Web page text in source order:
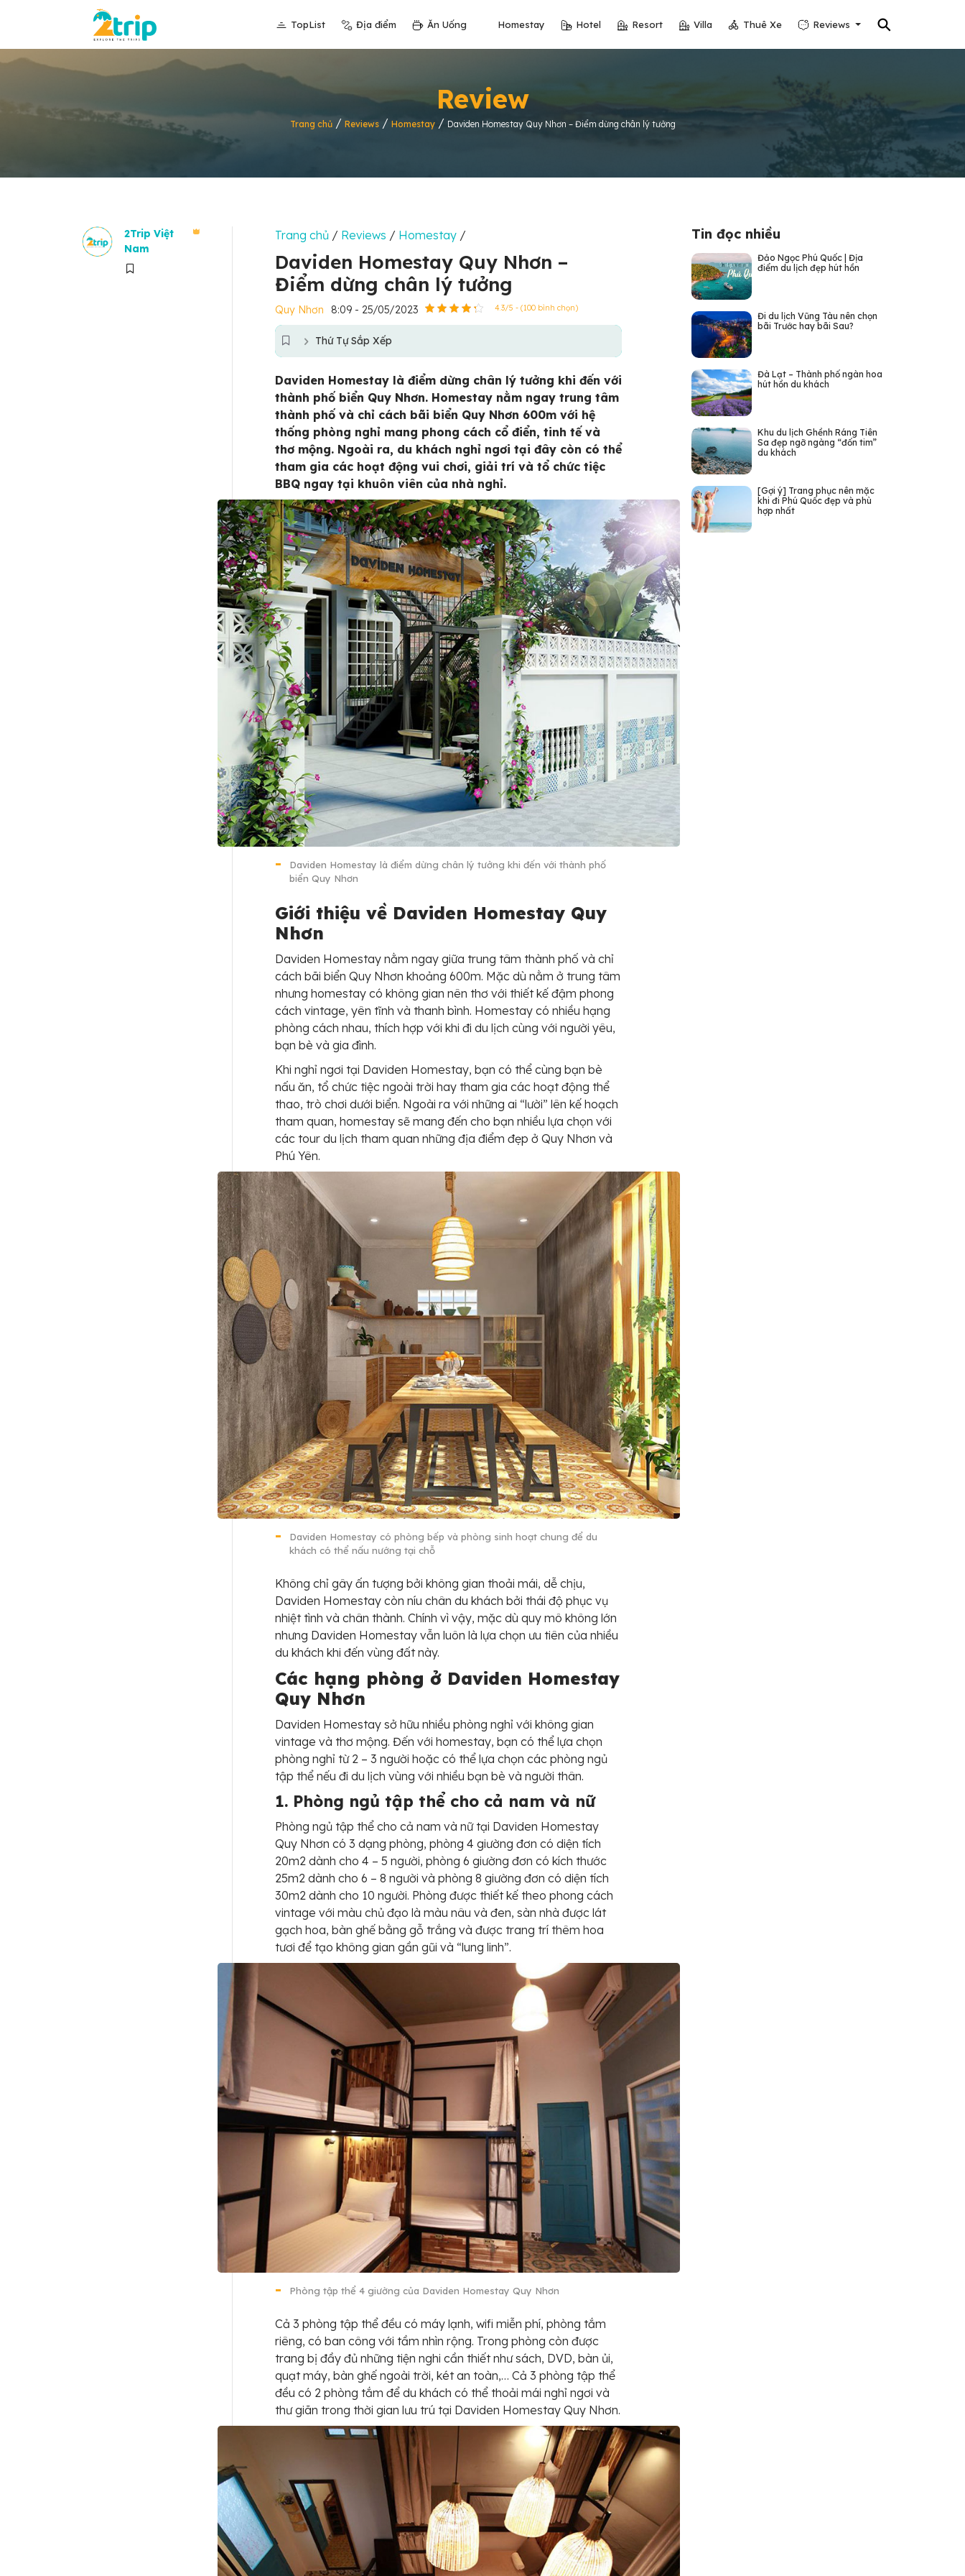
⚲
TopList Địa điểm Ăn Uống Homestay Hotel Resort Villa Thuê Xe Reviews
Review
Trang chủ/ Reviews/ Homestay/ Daviden Homestay Quy Nhơn – Điểm dừng chân lý tưởng
2Trip Việt
Nam
Trang chủ / Reviews / Homestay /
Daviden Homestay Quy Nhơn –
Điểm dừng chân lý tưởng
Quy Nhơn 8:09 - 25/05/2023 4.3/5 - (100 bình chọn)
Thứ Tự Sắp Xếp
Daviden Homestay là điểm dừng chân lý tưởng khi đến với
thành phố biển Quy Nhơn. Homestay nằm ngay trung tâm
thành phố và chỉ cách bãi biển Quy Nhơn 600m với hệ
thống phòng nghỉ mang phong cách cổ điển, tinh tế và
thơ mộng. Ngoài ra, du khách nghỉ ngơi tại đây còn có thể
tham gia các hoạt động vui chơi, giải trí và tổ chức tiệc
BBQ ngay tại khuôn viên của nhà nghỉ.
Daviden Homestay là điểm dừng chân lý tưởng khi đến với thành phố
biển Quy Nhơn
Giới thiệu về Daviden Homestay Quy
Nhơn
Daviden Homestay nằm ngay giữa trung tâm thành phố và chỉ
cách bãi biển Quy Nhơn khoảng 600m. Mặc dù nằm ở trung tâm
nhưng homestay có không gian nên thơ với thiết kế đậm phong
cách vintage, yên tĩnh và thanh bình. Homestay có nhiều hạng
phòng cách nhau, thích hợp với khi đi du lịch cùng với người yêu,
bạn bè và gia đình.
Khi nghỉ ngơi tại Daviden Homestay, bạn có thể cùng bạn bè
nấu ăn, tổ chức tiệc ngoài trời hay tham gia các hoạt động thể
thao, trò chơi dưới biển. Ngoài ra với những ai “lười” lên kế hoạch
tham quan, homestay sẽ mang đến cho bạn nhiều lựa chọn với
các tour du lịch tham quan những địa điểm đẹp ở Quy Nhơn và
Phú Yên.
Daviden Homestay có phòng bếp và phòng sinh hoạt chung để du
khách có thể nấu nướng tại chỗ
Không chỉ gây ấn tượng bởi không gian thoải mái, dễ chịu,
Daviden Homestay còn níu chân du khách bởi thái độ phục vụ
nhiệt tình và chân thành. Chính vì vậy, mặc dù quy mô không lớn
nhưng Daviden Homestay vẫn luôn là lựa chọn ưu tiên của nhiều
du khách khi đến vùng đất này.
Các hạng phòng ở Daviden Homestay
Quy Nhơn
Daviden Homestay sở hữu nhiều phòng nghỉ với không gian
vintage và thơ mộng. Đến với homestay, bạn có thể lựa chọn
phòng nghỉ từ 2 – 3 người hoặc có thể lựa chọn các phòng ngủ
tập thể nếu đi du lịch vùng với nhiều bạn bè và người thân.
1. Phòng ngủ tập thể cho cả nam và nữ
Phòng ngủ tập thể cho cả nam và nữ tại Daviden Homestay
Quy Nhơn có 3 dạng phòng, phòng 4 giường đơn có diện tích
20m2 dành cho 4 – 5 người, phòng 6 giường đơn có kích thước
25m2 dành cho 6 – 8 người và phòng 8 giường đơn có diện tích
30m2 dành cho 10 người. Phòng được thiết kế theo phong cách
vintage với màu chủ đạo là màu nâu và đen, sàn nhà được lát
gạch hoa, bàn ghế bằng gỗ trắng và được trang trí thêm hoa
tươi để tạo không gian gần gũi và “lung linh”.
Phòng tập thể 4 giường của Daviden Homestay Quy Nhơn
Cả 3 phòng tập thể đều có máy lạnh, wifi miễn phí, phòng tắm
riêng, có ban công với tầm nhìn rộng. Trong phòng còn được
trang bị đầy đủ những tiện nghi cần thiết như sách, DVD, bàn ủi,
quạt máy, bàn ghế ngoài trời, két an toàn,… Cả 3 phòng tập thể
đều có 2 phòng tắm để du khách có thể thoải mái nghỉ ngơi và
thư giãn trong thời gian lưu trú tại Daviden Homestay Quy Nhơn.
Tin đọc nhiều
Đảo Ngọc Phú Quốc | Địa
điểm du lịch đẹp hút hồn
Đi du lịch Vũng Tàu nên chọn
bãi Trước hay bãi Sau?
Đà Lạt – Thành phố ngàn hoa
hút hồn du khách
Khu du lịch Ghềnh Ráng Tiên
Sa đẹp ngỡ ngàng “đốn tim”
du khách
[Gợi ý] Trang phục nên mặc
khi đi Phú Quốc đẹp và phù
hợp nhất